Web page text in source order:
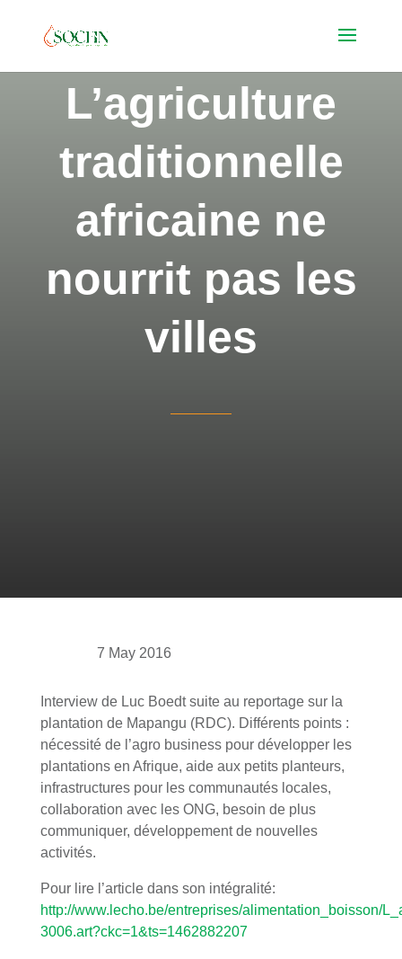
L’agriculture
traditionnelle
africaine ne
nourrit pas les
villes
7 May 2016
Interview de Luc Boedt suite au reportage sur la
plantation de Mapangu (RDC). Différents points :
nécessité de l’agro business pour développer les
plantations en Afrique, aide aux petits planteurs,
infrastructures pour les communautés locales,
collaboration avec les ONG, besoin de plus
communiquer, développement de nouvelles
activités.
Pour lire l’article dans son intégralité:
http://www.lecho.be/entreprises/alimentation_boisson/
3006.art?ckc=1&ts=1462882207